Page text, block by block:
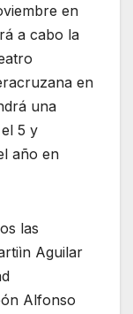
en
a cabo la
en
una
5 y
año en
las
Aguilar
Alfonso